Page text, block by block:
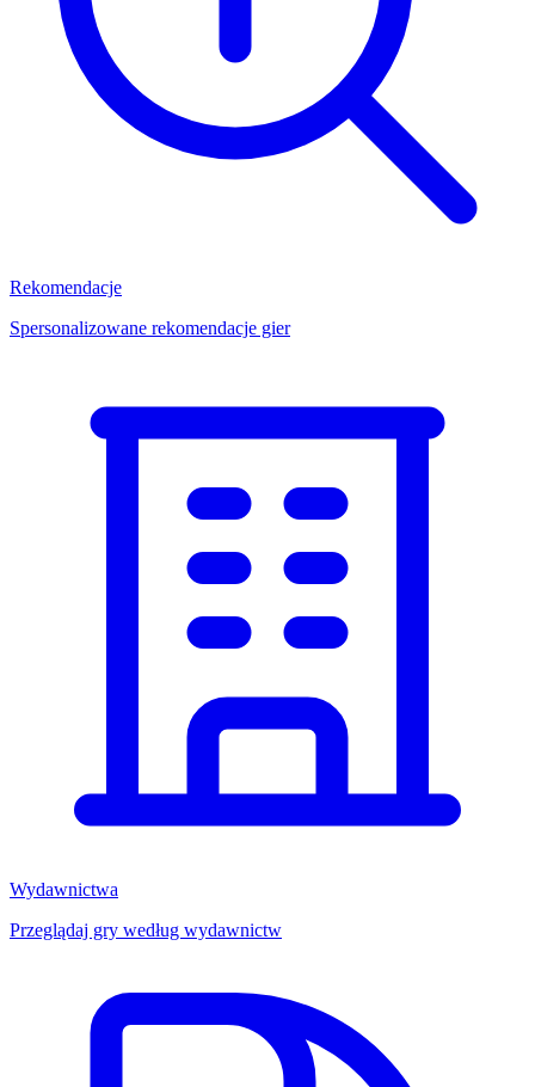
Rekomendacje
Spersonalizowane rekomendacje gier
Wydawnictwa
Przeglądaj gry według wydawnictw